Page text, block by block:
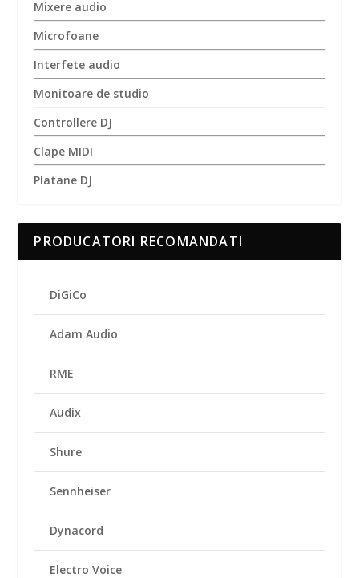
Mixere audio
Microfoane
Interfete audio
Monitoare de studio
Controllere DJ
Clape MIDI
Platane DJ
PRODUCATORI RECOMANDATI
DiGiCo
Adam Audio
RME
Audix
Shure
Sennheiser
Dynacord
Electro Voice